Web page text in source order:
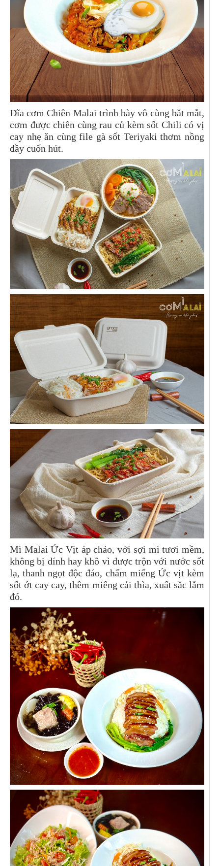
Dĩa cơm Chiên Malai trình bày vô cùng bắt mắt,
cơm được chiên cùng rau củ kèm sốt Chili có vị
cay nhẹ ăn cùng file gà sốt Teriyaki thơm nồng
đầy cuốn hút.
Mì Malai Ức Vịt áp chảo, với sợi mì tươi mềm,
không bị dính hay khô vì được trộn với nước sốt
lạ, thanh ngọt độc đáo, chấm miếng Ức vịt kèm
sốt ớt cay cay, thêm miếng cải thìa, xuất sắc lắm
đó.